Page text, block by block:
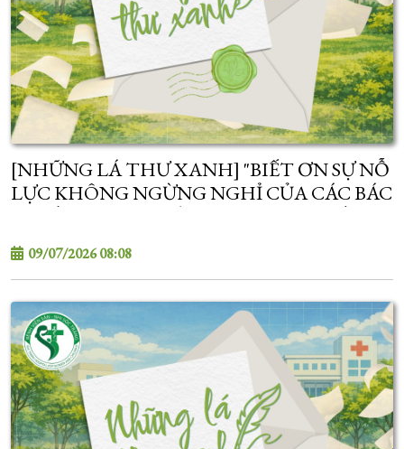
[NHỮNG LÁ THƯ XANH] "BIẾT ƠN SỰ NỖ
LỰC KHÔNG NGỪNG NGHỈ CỦA CÁC BÁC
09/07/2026 08:08